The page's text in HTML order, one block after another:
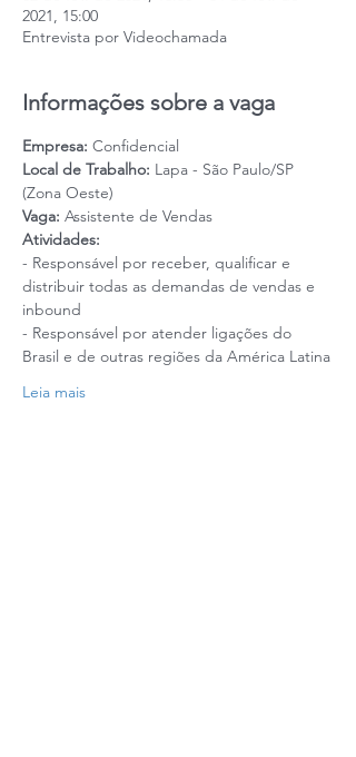
2021, 15:00
Entrevista por Videochamada
Informações sobre a vaga
Empresa: Confidencial
Local de Trabalho: Lapa - São Paulo/SP
(Zona Oeste)
Vaga: Assistente de Vendas
Atividades:
- Responsável por receber, qualificar e
distribuir todas as demandas de vendas e
inbound
- Responsável por atender ligações do
Brasil e de outras regiões da América Latina
Leia mais